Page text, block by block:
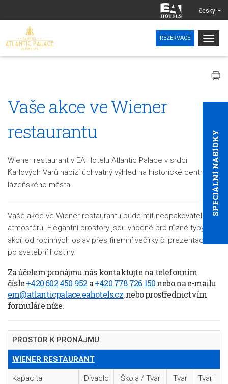
česky
REZERVACE
SPECIÁLNÍ NABÍDKY
Vaše akce ve Wiener
restaurantu
Wiener restaurant v EA Hotelu Atlantic Palace v srdci
Karlových Varů nabízí úchvatný výhled na historické centrum
lázeňského města.
Vaše akce ve Wiener restaurantu bude mít neopakovatelnou
atmosféru. Elegantní prostory jsou vhodné pro různé typy
akcí, od rodinných oslav přes firemní večírky či prezentace až
po svatební hostiny.
Za účelem pronájmu nás kontaktujte na telefonním
čísle+420 602 450 952 a+420 778 726 150nebo na e-mailu
em@atlanticpalace.eahotels.cz, nebo prostřednictvím
formuláře níže.
PROSTOR K PRONÁJMU
WIENER RESTAURANT
Kapacita
Divadlo
Škola / Tvar
Tvar
Tvar I